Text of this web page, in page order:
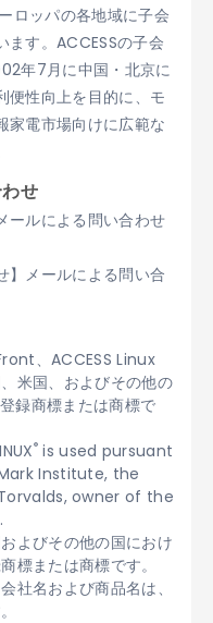
ロッパの各地域に子会
ます。ACCESSの子会
年7月に中国・北京に
便性向上を目的に、モ
家電市場向けに広範な
せ
ールによる問い合わせ
】メールによる問い合
、ACCESS Linux
米国、およびその他の
録商標または商標で
®is used pursuant
Institute, the
owner of the
よびその他の国におけ
標または商標です。
社名および商品名は、